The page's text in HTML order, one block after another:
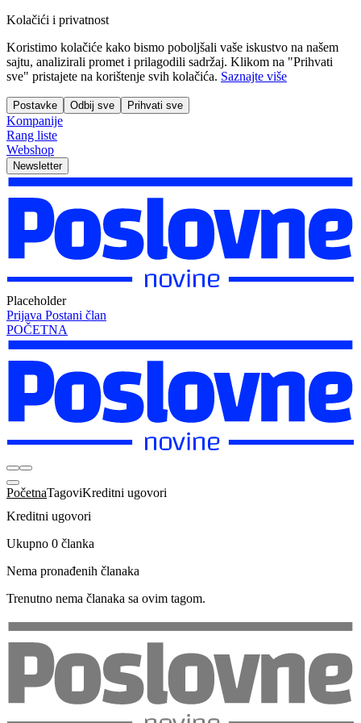
Kolačići i privatnost
Koristimo kolačiće kako bismo poboljšali vaše iskustvo na našem
sajtu, analizirali promet i prilagodili sadržaj. Klikom na "Prihvati
sve" pristajete na korištenje svih kolačića. Saznajte više
Postavke Odbij sve Prihvati sve
Kompanije
Rang liste
Webshop
Newsletter
Placeholder
Prijava Postani član
POČETNA
PočetnaTagoviKreditni ugovori
Kreditni ugovori
Ukupno 0 članka
Nema pronađenih članaka
Trenutno nema članaka sa ovim tagom.